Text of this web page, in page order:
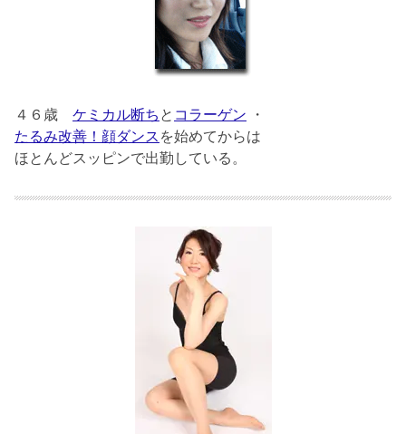
４６歳 ケミカル断ち と コラーゲン ・
たるみ改善！顔ダンス を始めてからは
ほとんどスッピンで出勤している。